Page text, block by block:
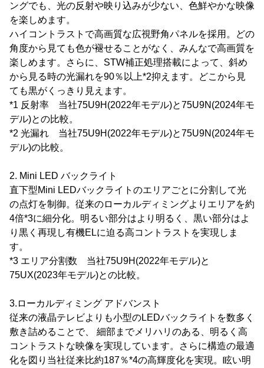
ングでも、光の反射や映り込みが少ない、色鮮やかな映像
を楽しめます。
ハイコントラストで高画質な広視野角パネルを採用。どの
角度から見ても色が褪せることがなく、みんなで高画質を
楽しめます。さらに、STW補正処理搭載によって、斜め
から見る時の光漏れを90％以上*2抑えます。どこから見
ても黒がくっきり見えます。
*1 反射率 当社75U9H(2022年モデル)と75U9N(2024年モ
デル)との比較。
*2 光漏れ 当社75U9H(2022年モデル)と75U9N(2024年モ
デル)の比較。
2. Mini LED バックライト
直下型Mini LEDバックライトのエリアごとに分割して光
の点灯を制御。従来のローカルディミングよりエリアを約
4倍*3に細分化。明るい部分はより明るく、黒い部分はよ
り黒く再現し有機ELに迫る高コントラストを実現しま
す。
*3 エリア分割数 当社75U9H(2022年モデル)と
75UX(2023年モデル)との比較。
3.ローカルディミング アドバンスト
従来の液晶テレビよりも小型のLEDバックライトを数多く
敷き詰めることで、 細部までメリハリのある、明るく高
コントラストな映像を実現しています。さらに構造の最適
化を図り当社従来比約187％*4の高輝度化を実現。眩い明